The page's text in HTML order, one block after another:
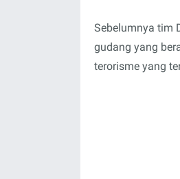
Sebelumnya tim
gudang yang
terorisme yang